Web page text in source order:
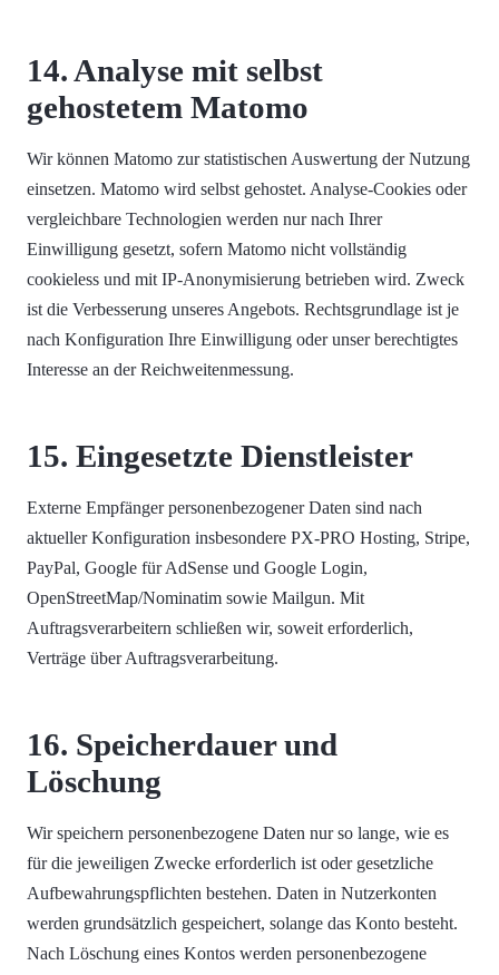
14. Analyse mit selbst
gehostetem Matomo
Wir können Matomo zur statistischen Auswertung der Nutzung
einsetzen. Matomo wird selbst gehostet. Analyse-Cookies oder
vergleichbare Technologien werden nur nach Ihrer
Einwilligung gesetzt, sofern Matomo nicht vollständig
cookieless und mit IP-Anonymisierung betrieben wird. Zweck
ist die Verbesserung unseres Angebots. Rechtsgrundlage ist je
nach Konfiguration Ihre Einwilligung oder unser berechtigtes
Interesse an der Reichweitenmessung.
15. Eingesetzte Dienstleister
Externe Empfänger personenbezogener Daten sind nach
aktueller Konfiguration insbesondere PX-PRO Hosting, Stripe,
PayPal, Google für AdSense und Google Login,
OpenStreetMap/Nominatim sowie Mailgun. Mit
Auftragsverarbeitern schließen wir, soweit erforderlich,
Verträge über Auftragsverarbeitung.
16. Speicherdauer und
Löschung
Wir speichern personenbezogene Daten nur so lange, wie es
für die jeweiligen Zwecke erforderlich ist oder gesetzliche
Aufbewahrungspflichten bestehen. Daten in Nutzerkonten
werden grundsätzlich gespeichert, solange das Konto besteht.
Nach Löschung eines Kontos werden personenbezogene